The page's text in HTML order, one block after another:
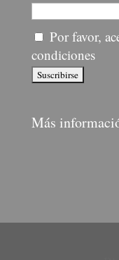
Por favor,
condiciones
Más